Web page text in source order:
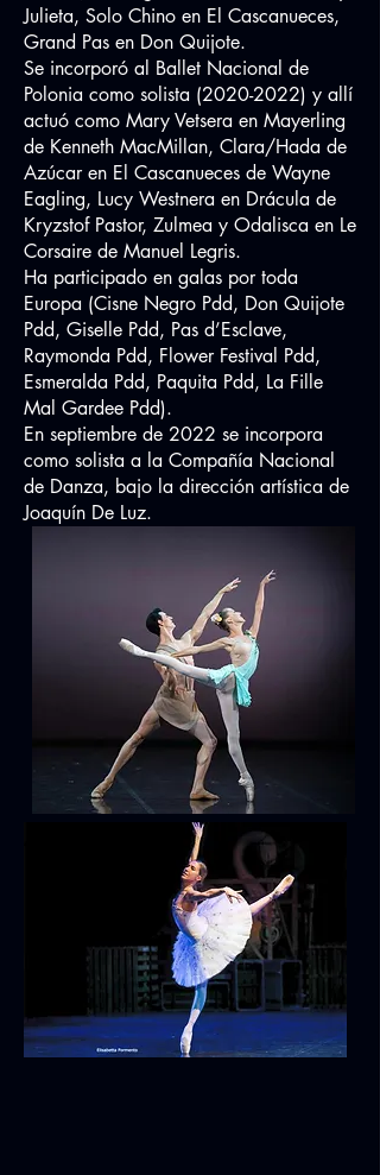
Julieta, Solo Chino en El Cascanueces,
Grand Pas en Don Quijote.
Se incorporó al Ballet Nacional de
Polonia como solista (2020-2022) y allí
actuó como Mary Vetsera en Mayerling
de Kenneth MacMillan, Clara/Hada de
Azúcar en El Cascanueces de Wayne
Eagling, Lucy Westnera en Drácula de
Kryzstof Pastor, Zulmea y Odalisca en Le
Corsaire de Manuel Legris.
Ha participado en galas por toda
Europa (Cisne Negro Pdd, Don Quijote
Pdd, Giselle Pdd, Pas d’Esclave,
Raymonda Pdd, Flower Festival Pdd,
Esmeralda Pdd, Paquita Pdd, La Fille
Mal Gardee Pdd).
En septiembre de 2022 se incorpora
como solista a la Compañía Nacional
de Danza, bajo la dirección artística de
Joaquín De Luz.